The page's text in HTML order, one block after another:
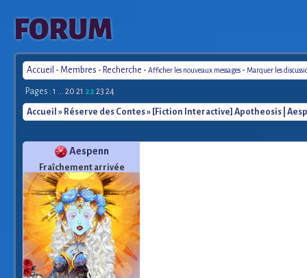
The
Origins
FORUM
Accueil - Membres - Recherche - Afficher les nouveaux messages - Marquer les
Pages : 1 ... 20 21 2223 24
Accueil » Réserve des Contes» [Fiction Interactive] Apotheosis |
Aespenn
Fraîchement arrivée